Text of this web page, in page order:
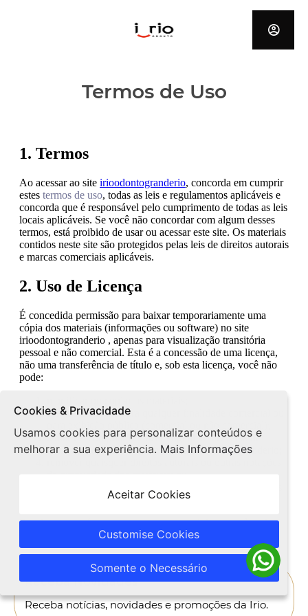
Termos de Uso
Receba Novidades
Receba notícias, novidades e promoções da Irio.
Cookies & Privacidade
Usamos cookies para personalizar conteúdos e
melhorar a sua experiência. Mais Informações
Aceitar Cookies
Customise Cookies
Somente o Necessário